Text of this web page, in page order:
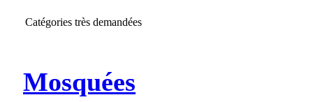
Catégories très demandées
Mosquées